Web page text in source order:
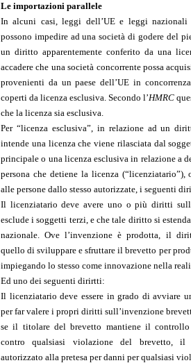
Le importazioni parallele
In alcuni casi, leggi dell’UE e leggi nazionali
possono impedire ad una società di godere del
un diritto apparentemente conferito da una
accadere che una società concorrente possa
provenienti da un paese dell’UE in
coperti da licenza esclusiva. Secondo l’HMRC
che la licenza sia esclusiva.
Per “licenza esclusiva”, in relazione ad un
intende una licenza che viene rilasciata dal
principale o una licenza esclusiva in relazione a
persona che detiene la licenza
alle persone dallo stesso autorizzate, i seguenti
Il licenziatario deve avere uno o più diritti
esclude i soggetti terzi, e che tale diritto si
nazionale. Ove l’invenzione è prodotta, il
quello di sviluppare e sfruttare il brevetto per
impiegando lo stesso come innovazione nella
Ed uno dei seguenti dirirtti:
Il licenziatario deve essere in grado di avviare
per far valere i propri diritti sull’invenzione
se il titolare del brevetto mantiene il controllo
contro qualsiasi violazione del brevetto, il
autorizzato alla pretesa per danni per qualsiasi